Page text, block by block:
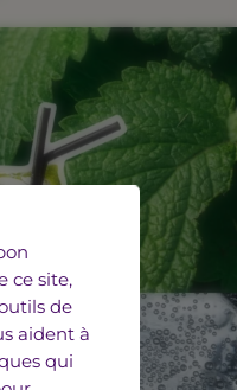
ce site,
de
aident à
qui